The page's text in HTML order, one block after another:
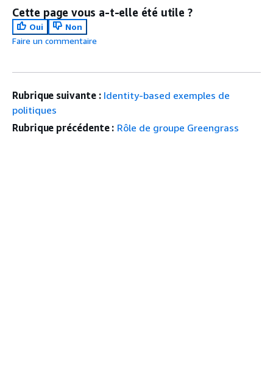
Cette page vous a-t-elle été utile ?
Oui
Non
Faire un commentaire
Rubrique suivante : Identity-based exemples de
politiques
Rubrique précédente : Rôle de groupe Greengrass